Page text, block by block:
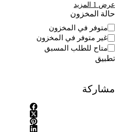
عرض 1 المزيد
حالة المخزون
التوفرمتوفر في المخزون
غير متوفر في المخزون
متاح للطلب المسبق
تطبيق
مشاركة